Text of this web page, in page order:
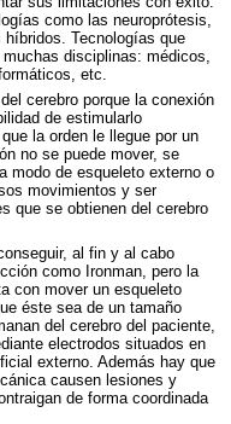
como las neuroprótesis,
Tecnologías que
disciplinas: médicos,
etc.
cerebro porque la conexión
de estimularlo
la orden le llegue por un
no se puede mover, se
modo de esqueleto externo o
movimientos y ser
que se obtienen del cerebro
al fin y al cabo
como Ironman, pero la
con mover un esqueleto
éste sea de un tamaño
del cerebro del paciente,
electrodos situados en
externo. Además hay que
causen lesiones y
de forma coordinada